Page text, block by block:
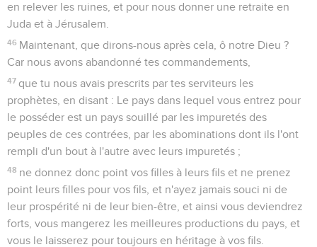
en relever les ruines, et pour nous donner une retraite en
Juda et à Jérusalem.
46 Maintenant, que dirons-nous après cela, ô notre Dieu ?
Car nous avons abandonné tes commandements,
47 que tu nous avais prescrits par tes serviteurs les
prophètes, en disant : Le pays dans lequel vous entrez pour
le posséder est un pays souillé par les impuretés des
peuples de ces contrées, par les abominations dont ils l'ont
rempli d'un bout à l'autre avec leurs impuretés ;
48 ne donnez donc point vos filles à leurs fils et ne prenez
point leurs filles pour vos fils, et n'ayez jamais souci ni de
leur prospérité ni de leur bien-être, et ainsi vous deviendrez
forts, vous mangerez les meilleures productions du pays, et
vous le laisserez pour toujours en héritage à vos fils.